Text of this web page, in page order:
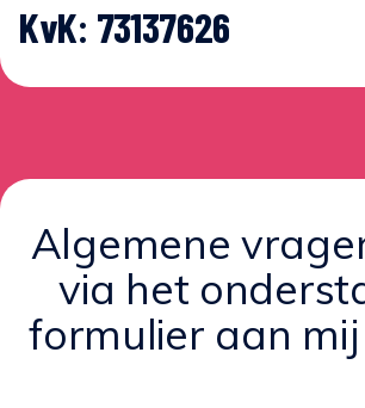
KvK: 73137626
Algemene
via het
formulier aan